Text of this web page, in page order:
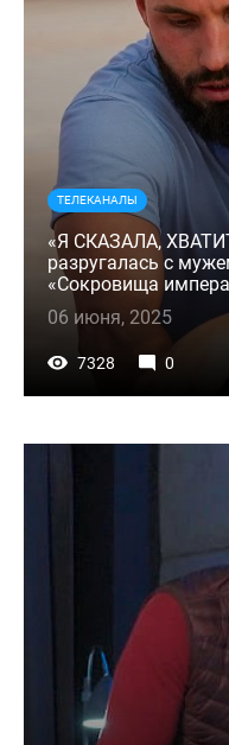
ТЕЛЕКАНАЛЫ
«Я СКАЗАЛА,
разругалась с
«Сокровища
06 июня, 2025
7328 0